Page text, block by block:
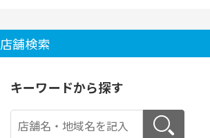
店舗検索
キーワードから探す